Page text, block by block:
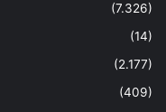
(7.326)
(14)
(2.177)
(409)